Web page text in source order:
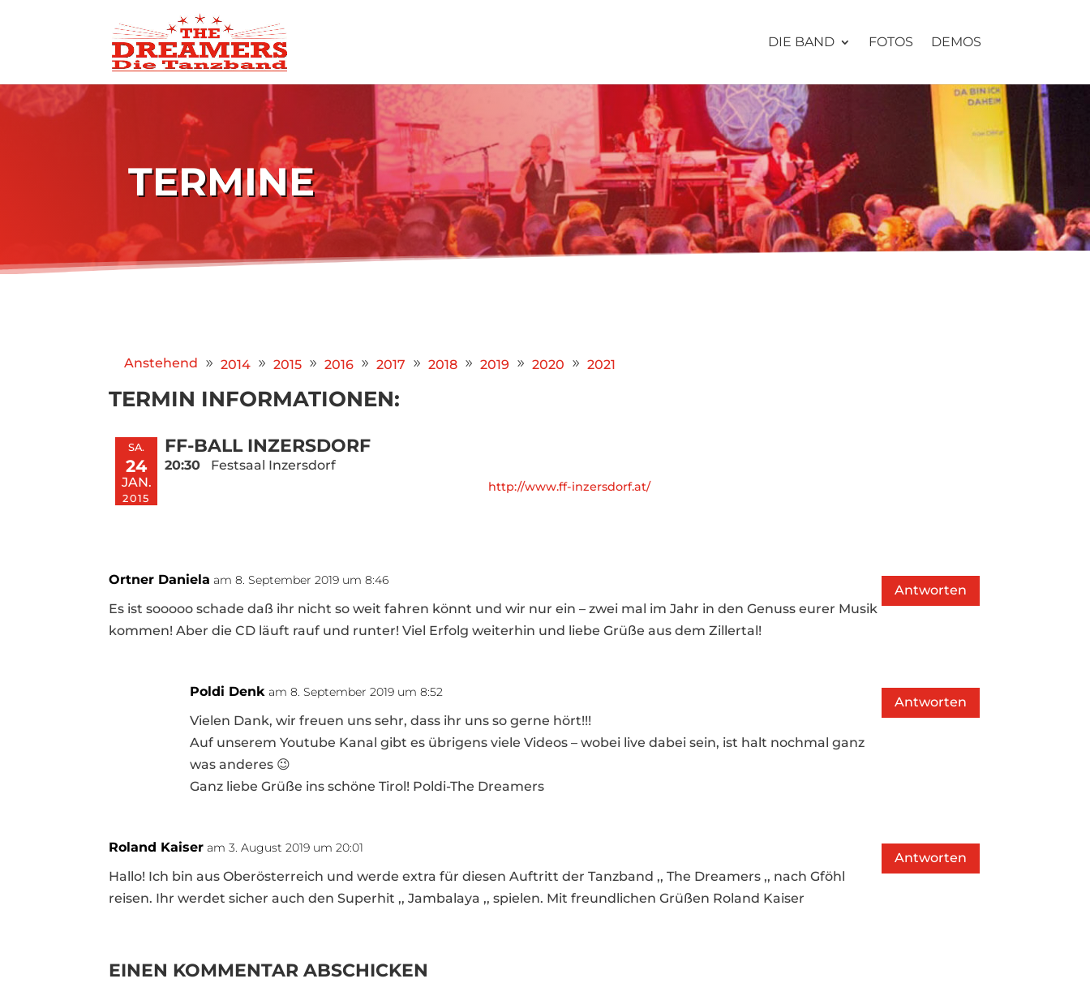
DIE BAND FOTOS DEMOS
TERMINE
Anstehend 2014 2015 2016 2017 2018 2019 2020 2021
TERMIN INFORMATIONEN:
SA.
24
JAN.
2015
FF-BALL INZERSDORF
20:30 Festsaal Inzersdorf
http://www.ff-inzersdorf.at/
Ortner Daniela am 8. September 2019 um 8:46
Es ist sooooo schade daß ihr nicht so weit fahren könnt und wir nur ein – zwei mal im Jahr in den Genuss eurer Musik
kommen! Aber die CD läuft rauf und runter! Viel Erfolg weiterhin und liebe Grüße aus dem Zillertal!
Antworten
Poldi Denk am 8. September 2019 um 8:52
Vielen Dank, wir freuen uns sehr, dass ihr uns so gerne hört!!!
Auf unserem Youtube Kanal gibt es übrigens viele Videos – wobei live dabei sein, ist halt nochmal ganz
was anderes 😉
Ganz liebe Grüße ins schöne Tirol! Poldi-The Dreamers
Antworten
Roland Kaiser am 3. August 2019 um 20:01
Hallo! Ich bin aus Oberösterreich und werde extra für diesen Auftritt der Tanzband ,, The Dreamers ,, nach Gföhl
reisen. Ihr werdet sicher auch den Superhit ,, Jambalaya ,, spielen. Mit freundlichen Grüßen Roland Kaiser
Antworten
EINEN KOMMENTAR ABSCHICKEN